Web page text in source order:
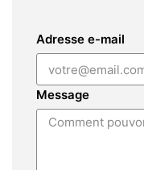
Adresse e-mail
Message